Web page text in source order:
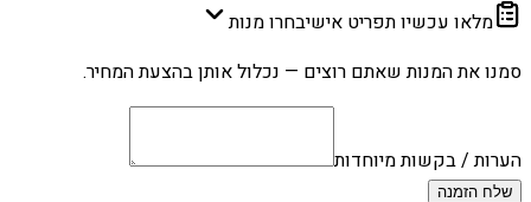
מלאו עכשיו תפריט אישיבחרו מנות
סמנו את המנות שאתם רוצים — נכלול אותן בהצעת המחיר.
הערות / בקשות מיוחדות
שלח הזמנה